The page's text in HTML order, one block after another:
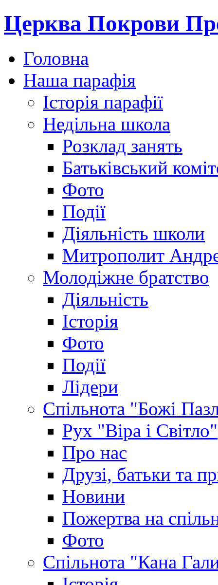
Церква Покрови
Головна
Наша парафія
Історія парафії
Недільна школа
Розклад занять
Батьківський
Фото
Події
Діяльність школи
Митрополит
Молодіжне братство
Діяльність
Історія
Фото
Події
Лідери
Спільнота "Божі
Рух "Віра і Світло"
Про нас
Друзі, батьки та
Новини
Пожертва на
Фото
Спільнота "Кана